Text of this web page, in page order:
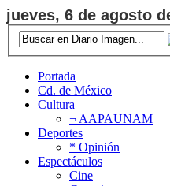
jueves, 6 de agosto
Portada
Cd. de México
Cultura
¬ AAPAUNAM
Deportes
* Opinión
Espectáculos
Cine